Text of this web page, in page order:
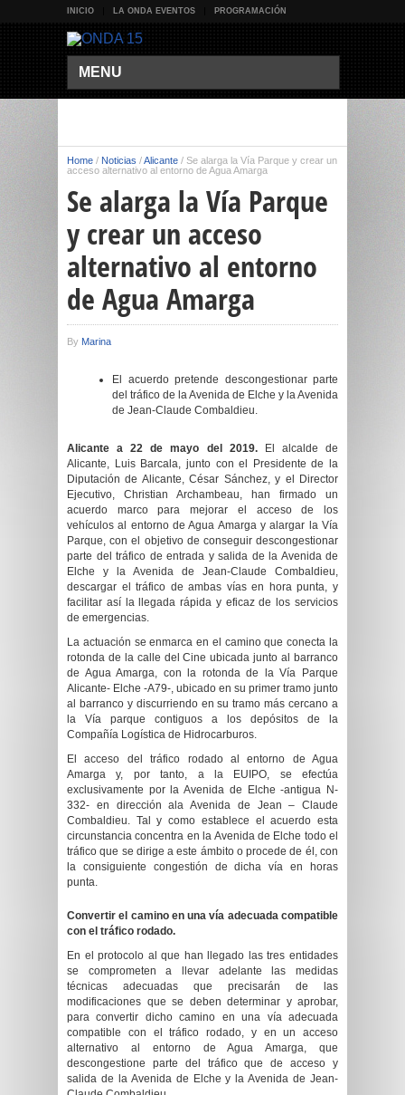
INICIO LA ONDA EVENTOS PROGRAMACIÓN
MENU
Home / Noticias /Alicante / Se alarga la Vía Parque y crear un
acceso alternativo al entorno de Agua Amarga
Se alarga la Vía Parque
y crear un acceso
alternativo al entorno
de Agua Amarga
By Marina
El acuerdo pretende descongestionar parte
del tráfico de la Avenida de Elche y la Avenida
de Jean-Claude Combaldieu.
Alicante a 22 de mayo del 2019.El alcalde de
Alicante, Luis Barcala, junto con el Presidente de la
Diputación de Alicante, César Sánchez, y el Director
Ejecutivo, Christian Archambeau, han firmado un
acuerdo marco para mejorar el acceso de los
vehículos al entorno de Agua Amarga y alargar la Vía
Parque, con el objetivo de conseguir descongestionar
parte del tráfico de entrada y salida de la Avenida de
Elche y la Avenida de Jean-Claude Combaldieu,
descargar el tráfico de ambas vías en hora punta, y
facilitar así la llegada rápida y eficaz de los servicios
de emergencias.
La actuación se enmarca en el camino que conecta la
rotonda de la calle del Cine ubicada junto al barranco
de Agua Amarga, con la rotonda de la Vía Parque
Alicante- Elche -A79-, ubicado en su primer tramo junto
al barranco y discurriendo en su tramo más cercano a
la Vía parque contiguos a los depósitos de la
Compañía Logística de Hidrocarburos.
El acceso del tráfico rodado al entorno de Agua
Amarga y, por tanto, a la EUIPO, se efectúa
exclusivamente por la Avenida de Elche -antigua N-
332- en dirección ala Avenida de Jean – Claude
Combaldieu. Tal y como establece el acuerdo esta
circunstancia concentra en la Avenida de Elche todo el
tráfico que se dirige a este ámbito o procede de él, con
la consiguiente congestión de dicha vía en horas
punta.
Convertir el camino en una vía adecuada compatible
con el tráfico rodado.
En el protocolo al que han llegado las tres entidades
se comprometen a llevar adelante las medidas
técnicas adecuadas que precisarán de las
modificaciones que se deben determinar y aprobar,
para convertir dicho camino en una vía adecuada
compatible con el tráfico rodado, y en un acceso
alternativo al entorno de Agua Amarga, que
descongestione parte del tráfico que de acceso y
salida de la Avenida de Elche y la Avenida de Jean-